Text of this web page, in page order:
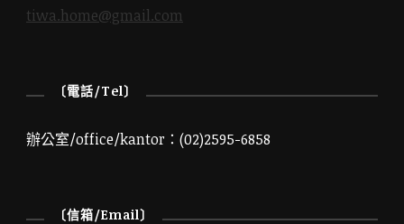
tiwa.home@gmail.com
〔電話/Tel〕
辦公室/office/kantor：(02)2595-6858
〔信箱/Email〕